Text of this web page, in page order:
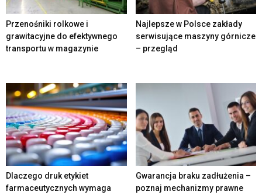
Przenośniki rolkowe i
grawitacyjne do efektywnego
transportu w magazynie
Najlepsze w Polsce zakłady
serwisujące maszyny górnicze
– przegląd
Dlaczego druk etykiet
farmaceutycznych wymaga
Gwarancja braku zadłużenia –
poznaj mechanizmy prawne